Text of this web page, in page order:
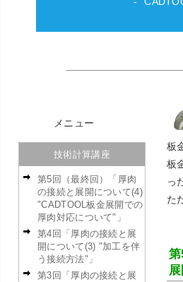
メニュー
技術計算講座
第5回（最終回）「厚肉
の接続と展開について(4)
"CADTOOL板金展開での
厚肉対応について"」
第4回「厚肉の接続と展
開について(3) "加工を伴
う接続方法"」
第3回「厚肉の接続と展
板
板
っ
た